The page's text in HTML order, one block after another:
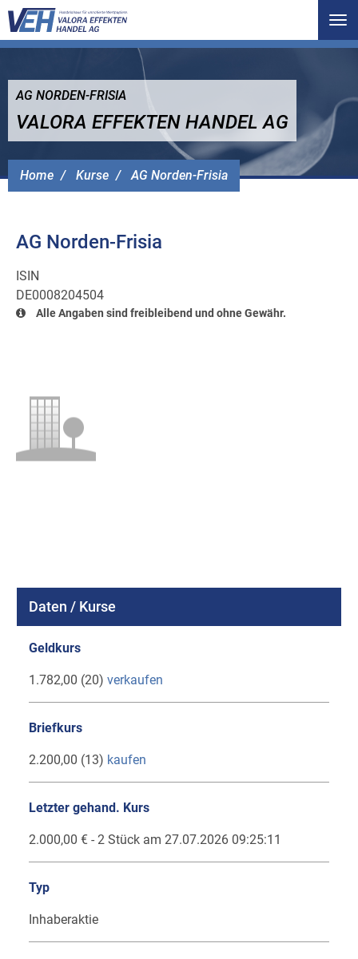
Home Kurse AG Norden-Frisia
AG NORDEN-FRISIA
VALORA EFFEKTEN HANDEL AG
AG Norden-Frisia
ISIN
DE0008204504
Alle Angaben sind freibleibend und ohne Gewähr.
Daten / Kurse
Geldkurs
1.782,00 (20) verkaufen
Briefkurs
2.200,00 (13) kaufen
Letzter gehand. Kurs
2.000,00 € - 2 Stück am 27.07.2026 09:25:11
Typ
Inhaberaktie